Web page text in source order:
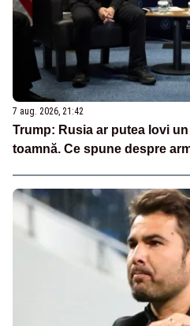
7 aug. 2026, 21:42
Trump: Rusia ar putea lovi
toamnă. Ce spune despre